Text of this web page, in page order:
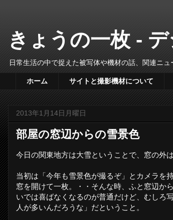
きょうの一枚 -
日常生活の中で捉えた被写体や機材の話、関連ニ
ホーム サイトと撮影機材について
2013年1月14日月曜日
部屋の窓辺からの雪景色
今日の関東地方は大雪ということで、窓の外
当初は「今年も雪景色が撮るぞ」とカメラを
窓を開けて一枚。・・そんな時、ふと窓辺か
いでは喜ばなくなるのが普通だけど、むしろ
人が多いんだろうな」だということ。